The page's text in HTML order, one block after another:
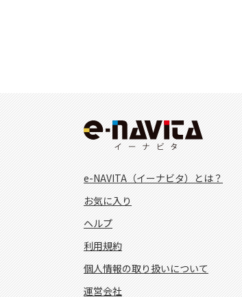
e-NAVITA（イーナビタ）とは？
お気に入り
ヘルプ
利用規約
個人情報の取り扱いについて
運営会社